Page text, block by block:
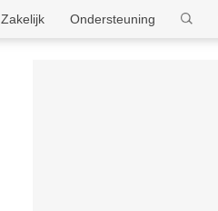
Ondersteuning
Zakelijk